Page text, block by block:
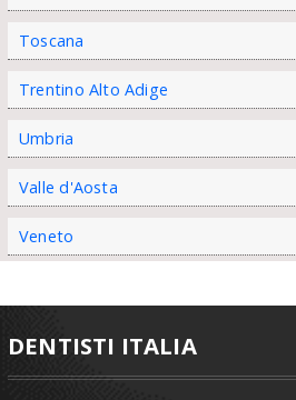
Toscana
Trentino Alto Adige
Umbria
Valle d'Aosta
Veneto
DENTISTI ITALIA